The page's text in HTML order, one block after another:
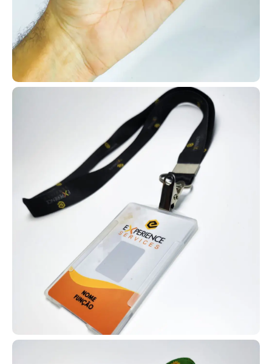
clientes. Muitas empresas utilizam esses cartões como
ferramenta de descontos e premiações internas.
Os cartões em PVC personalizados da AlternativaCard podem ser
fabricados com tecnologias RFID ou NFC (125 MHz ou 13,56 kHz),
além de opções com QR Codes, códigos de barras, tarjas
magnéticas ou versões simples. Isso permite a criação de
diversas automações e aplicações.
Aproveite todas essas possibilidades e crie automações com
cartões em PVC personalizados. Entre em contato e solicite o seu
Carteirinha de estudante para escolas
As carteirinhas escolares em PVC
são amplamente utilizadas para
identificação de estudantes e
acesso a descontos como meia-
entrada em eventos, cinemas e
shows. Em Carapicuíba,
produzimos esses cartões com
tecnologia RFID ou versões
simples, conforme a demanda de cada instituição.
Para escolas e faculdades de Carapicuíba, fabricamos
carteirinhas estudantis em PVC com ou sem tecnologia RFID.